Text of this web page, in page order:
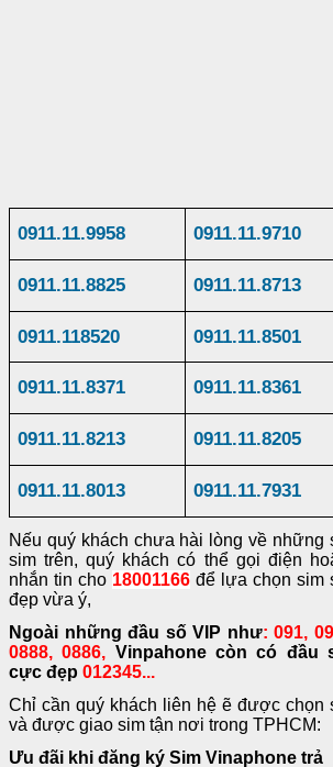
0911.11.9958 0911.11.9710
0911.11.8825 0911.11.8713
0911.118520 0911.11.8501
0911.11.8371 0911.11.8361
0911.11.8213 0911.11.8205
0911.11.8013 0911.11.7931
Nếu quý khách chưa hài lòng về những
sim trên, quý khách có thể gọi điện
nhắn tin cho 18001166để lựa chọn sim
đẹp vừa ý,
Ngoài những đầu số VIP như: 091,
0888, 0886, Vinpahone còn có đầu
cực đẹp 012345...
Chỉ cần quý khách liên hệ ẽ được chọn
và được giao sim tận nơi trong TPHCM:
Ưu đãi khi đăng ký Sim Vinaphone trả